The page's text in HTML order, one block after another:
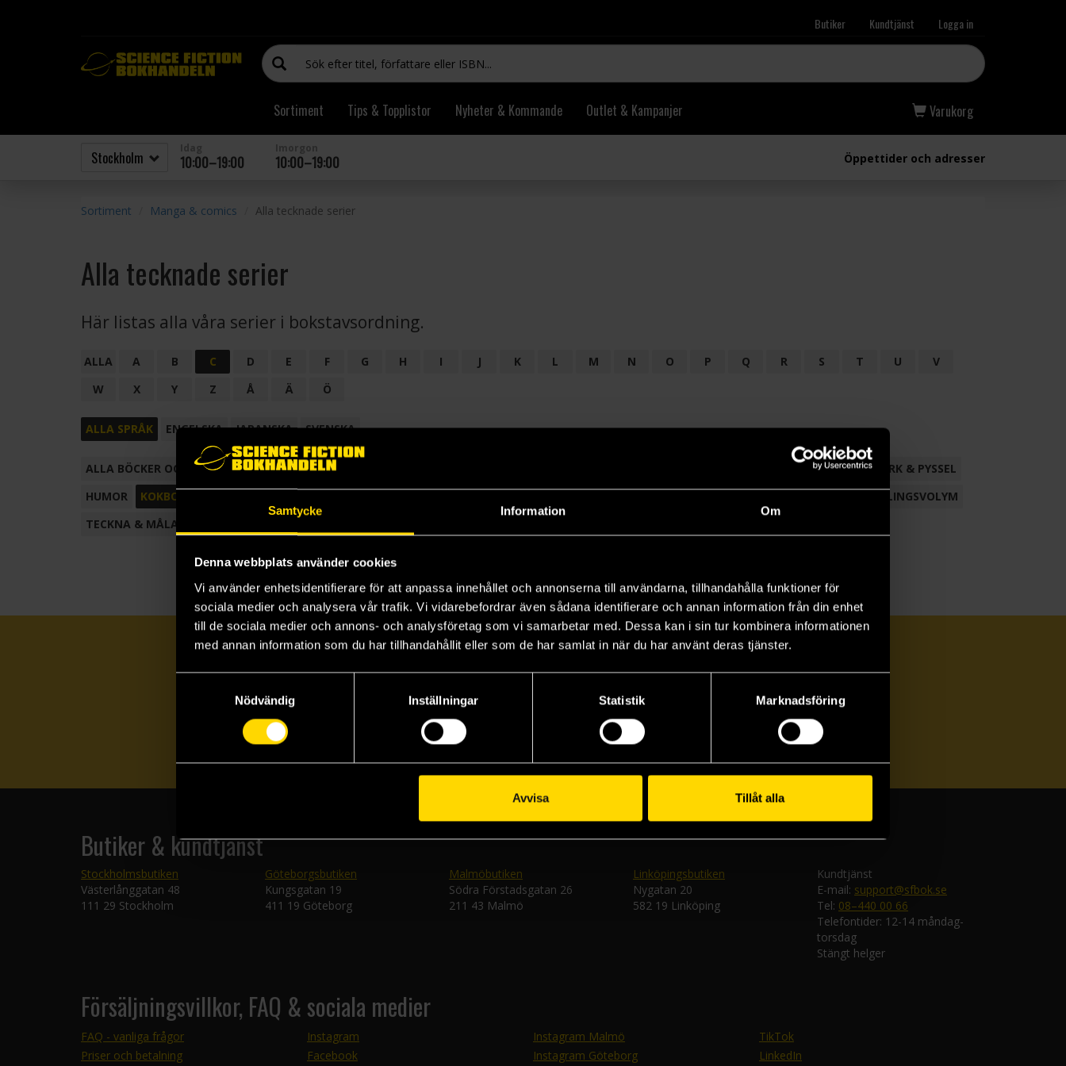
Samtycke Information Om
Denna webbplats använder cookies
Vi använder enhetsidentifierare för att anpassa innehållet och annonserna till användarna, tillhandahålla funktioner för
sociala medier och analysera vår trafik. Vi vidarebefordrar även sådana identifierare och annan information från din enhet
till de sociala medier och annons- och analysföretag som vi samarbetar med. Dessa kan i sin tur kombinera informationen
med annan information som du har tillhandahållit eller som de har samlat in när du har använt deras tjänster.
Nödvändig
Inställningar Statistik Marknadsföring
Avvisa Tillåt alla
Butiker Kundtjänst Logga in
Sortiment Tips & Topplistor Nyheter & Kommande Outlet & Kampanjer Varukorg
10:00–19:00 10:00–19:00 Öppettider och adresser
Sortiment Manga & comics Alla tecknade serier
Alla tecknade serier
Här listas alla våra serier i bokstavsordning.
ALLA A B C D E F G H I J K L M N O P Q R S T U
V
W
X Y Z Å Ä Ö
ALLA SPRÅK ENGELSKA JAPANSKA SVENSKA
ALLA BÖCKER OCH TECKNADE SERIER ANTOLOGI FACKLITTERATUR
HANTVERK & PYSSEL
HUMOR
KOKBOK
SAMLINGSVOLYM
TECKNA & MÅLA
Prenumerera på vårt nyhetsbrev
Butiker & kundtjänst
Stockholmsbutiken
Västerlånggatan 48
111 29 Stockholm
Göteborgsbutiken
Kungsgatan 19
411 19 Göteborg
Malmöbutiken
Södra Förstadsgatan 26
211 43 Malmö
Linköpingsbutiken
Nygatan 20
582 19 Linköping
Kundtjänst
E-mail: support@sfbok.se
Tel: 08–440 00 66
Telefontider: 12-14 måndag-
torsdag
Stängt helger
Försäljningsvillkor, FAQ & sociala medier
FAQ - vanliga frågor
Priser och betalning
Instagram
Facebook
Instagram Malmö
Instagram Göteborg
TikTok
LinkedIn